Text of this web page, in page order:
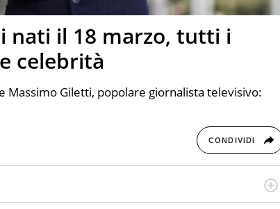
nati il 18 marzo, tutti i
celebrità
Massimo Giletti, popolare giornalista televisivo:
CONDIVIDI
Management e Google Digital Training su